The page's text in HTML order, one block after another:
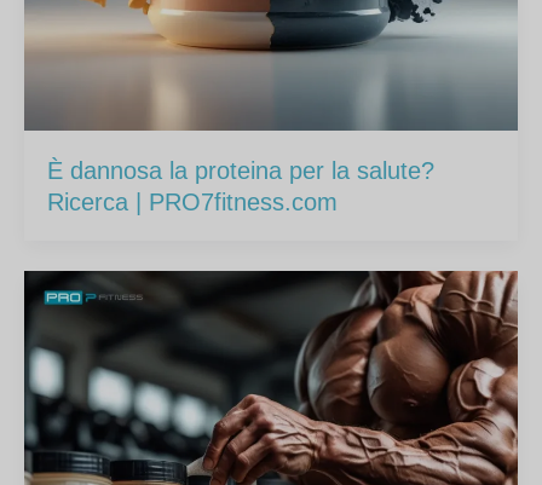
È dannosa la proteina per la salute?
Ricerca | PRO7fitness.com